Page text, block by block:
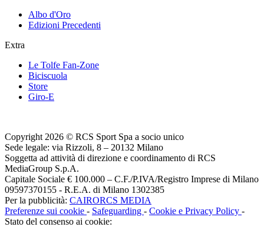
Albo d'Oro
Edizioni Precedenti
Extra
Le Tolfe Fan-Zone
Biciscuola
Store
Giro-E
Copyright 2026 © RCS Sport Spa a socio unico
Sede legale: via Rizzoli, 8 – 20132 Milano
Soggetta ad attività di direzione e coordinamento di RCS
MediaGroup S.p.A.
Capitale Sociale € 100.000 – C.F./P.IVA/Registro Imprese di Milano
09597370155 - R.E.A. di Milano 1302385
Per la pubblicità: CAIRORCS MEDIA
Preferenze sui cookie - Safeguarding - Cookie e Privacy Policy -
Stato del consenso ai cookie: